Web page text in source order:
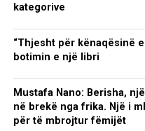
kategorive
“Thjesht për kënaqësinë
botimin e një libri
Mustafa Nano: Berisha,
në brekë nga frika. Një i
për të mbrojtur fëmijët